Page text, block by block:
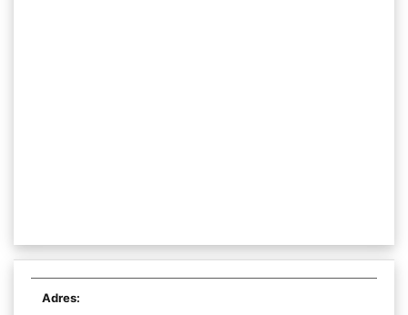
Adres: